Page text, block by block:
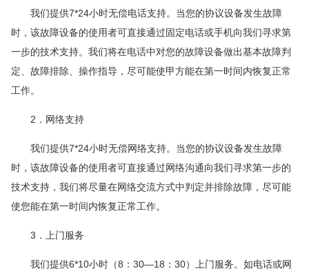
我们提供7*24小时无偿电话支持。当您的协议设备发生故障
时，该故障设备的使用者可直接通过固定电话或手机向我们寻求第
一步的技术支持。我们将在电话中对您的故障设备做出基本故障判
定、故障排除、操作指导，尽可能使甲方能在第一时间内恢复正常
工作。
2．网络支持
我们提供7*24小时无偿网络支持。当您的协议设备发生故障
时，该故障设备的使用者可直接通过网络沟通向我们寻求第一步的
技术支持，我们将尽量在网络交流方式中判定并排除故障，尽可能
使您能在第一时间内恢复正常工作。
3．上门服务
我们提供6*10小时（8：30—18：30）上门服务。如电话或网